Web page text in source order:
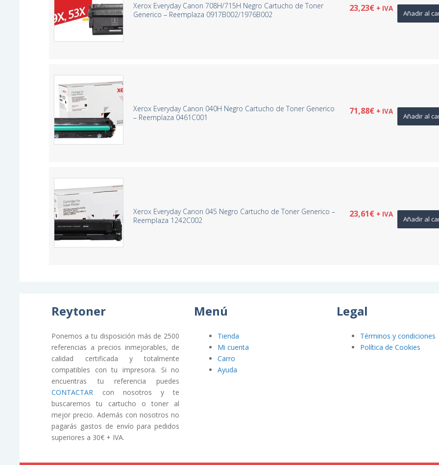
Xerox Everyday Canon 708H/715H Negro Cartucho de Toner
Generico – Reemplaza 0917B002/1976B002
23,23€ + IVA
Añadir al
Xerox Everyday Canon 040H Negro Cartucho de Toner Generico
– Reemplaza 0461C001
71,88€ + IVA
Añadir al
Xerox Everyday Canon 045 Negro Cartucho de Toner Generico –
Reemplaza 1242C002
23,61€ + IVA
Añadir al
Reytoner
Ponemos a tu disposición más de 2500
referencias a precios inmejorables, de
calidad certificada y totalmente
compatibles con tu impresora. Si no
encuentras tu referencia puedes
CONTACTAR con nosotros y te
buscaremos tu cartucho o toner al
mejor precio. Además con nosotros no
pagarás gastos de envío para pedidos
superiores a 30€ + IVA.
Menú
Tienda
Mi cuenta
Carro
Ayuda
Legal
Términos y condiciones
Política de Cookies